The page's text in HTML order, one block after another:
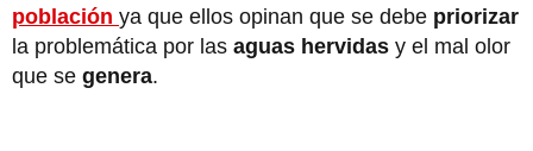
población ya que ellos opinan que se debe priorizar
la problemática por las aguas hervidas y el mal olor
que se genera.